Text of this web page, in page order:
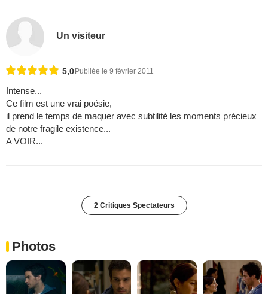
Un visiteur
5,0Publiée le 9 février 2011
Intense...
Ce film est une vrai poésie,
il prend le temps de maquer avec subtilité les moments précieux
de notre fragile existence...
A VOIR...
2 Critiques Spectateurs
Photos